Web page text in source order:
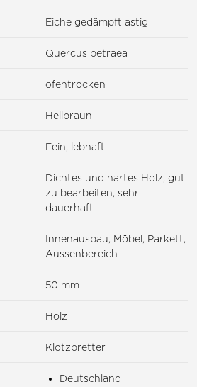
Eiche gedämpft astig
Quercus petraea
ofentrocken
Hellbraun
Fein, lebhaft
Dichtes und hartes Holz, gut
zu bearbeiten, sehr
dauerhaft
Innenausbau, Möbel, Parkett,
Aussenbereich
50 mm
Holz
Klotzbretter
Deutschland